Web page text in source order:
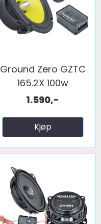
Ground Zero GZTC
165.2X 100w
1.590,-
Kjøp